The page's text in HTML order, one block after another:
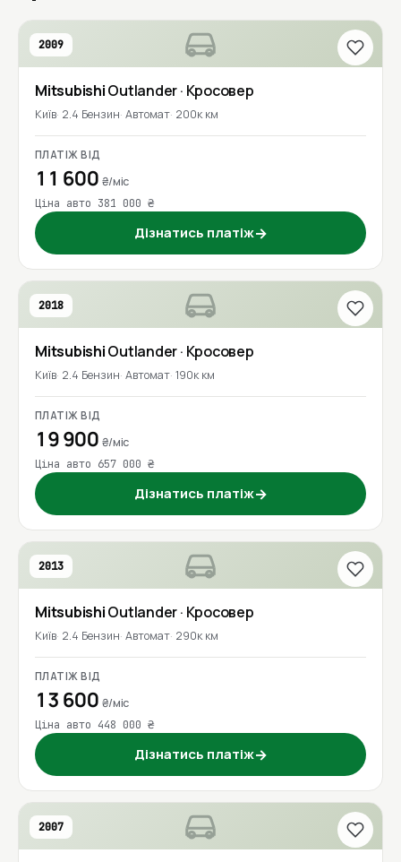
2009
MitsubishiOutlander· Кросовер
Київ 2.4 Бензин Автомат 200к км
ПЛАТІЖ ВІД
11 600 ₴/міс
Ціна авто 381 000 ₴
Дізнатись платіж→
2018
MitsubishiOutlander· Кросовер
Київ 2.4 Бензин Автомат 190к км
ПЛАТІЖ ВІД
19 900 ₴/міс
Ціна авто 657 000 ₴
Дізнатись платіж→
2013
MitsubishiOutlander· Кросовер
Київ 2.4 Бензин Автомат 290к км
ПЛАТІЖ ВІД
13 600 ₴/міс
Ціна авто 448 000 ₴
Дізнатись платіж→
2007